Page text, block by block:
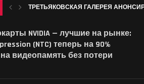
ТРЕТЬЯКОВСКАЯ ГАЛЕРЕЯ
NVIDIA — лучшие на рынке:
(NTC) теперь на 90%
видеопамять без потери